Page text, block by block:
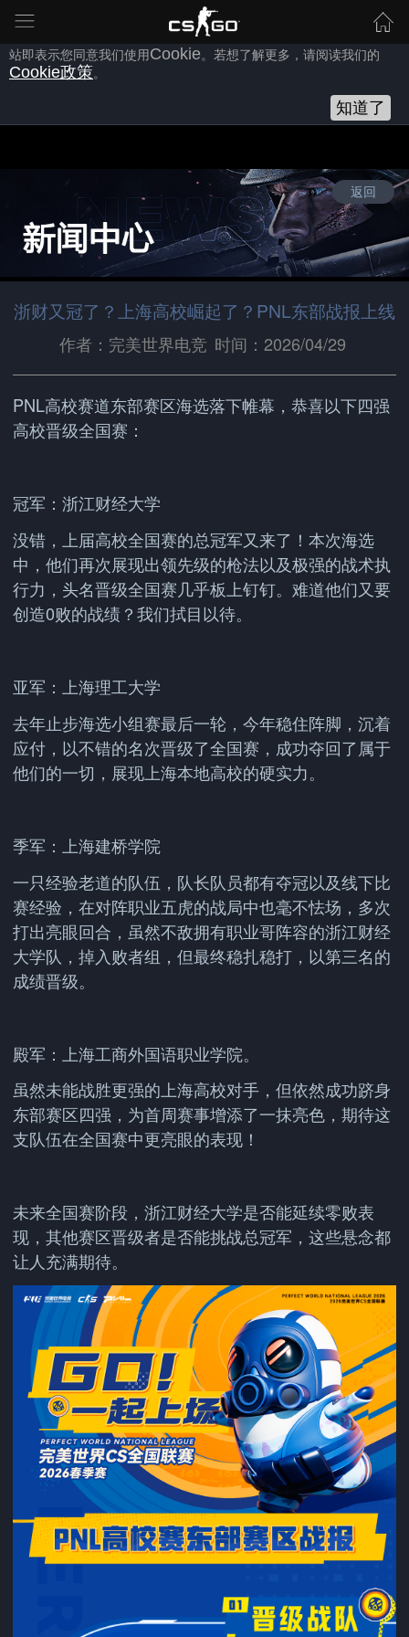
为向您提供良好的网站使用体验，完美世界网站会使用自身或第三方
，以作为安全、技术、分析、推广等之用。继续浏览本网
站即表示您同意我们使用Cookie。若想了解更多，请阅读我们的
Cookie政策。
知道了
返回
浙财又冠了？上海高校崛起了？PNL东部战报上线
作者：完美世界电竞 时间：2026/04/29
PNL高校赛道东部赛区海选落下帷幕，恭喜以下四强
高校晋级全国赛：
冠军：浙江财经大学
没错，上届高校全国赛的总冠军又来了！本次海选
中，他们再次展现出领先级的枪法以及极强的战术执
行力，头名晋级全国赛几乎板上钉钉。难道他们又要
创造0败的战绩？我们拭目以待。
亚军：上海理工大学
去年止步海选小组赛最后一轮，今年稳住阵脚，沉着
应付，以不错的名次晋级了全国赛，成功夺回了属于
他们的一切，展现上海本地高校的硬实力。
季军：上海建桥学院
一只经验老道的队伍，队长队员都有夺冠以及线下比
赛经验，在对阵职业五虎的战局中也毫不怯场，多次
打出亮眼回合，虽然不敌拥有职业哥阵容的浙江财经
大学队，掉入败者组，但最终稳扎稳打，以第三名的
成绩晋级。
殿军：上海工商外国语职业学院。
虽然未能战胜更强的上海高校对手，但依然成功跻身
东部赛区四强，为首周赛事增添了一抹亮色，期待这
支队伍在全国赛中更亮眼的表现！
未来全国赛阶段，浙江财经大学是否能延续零败表
现，其他赛区晋级者是否能挑战总冠军，这些悬念都
让人充满期待。